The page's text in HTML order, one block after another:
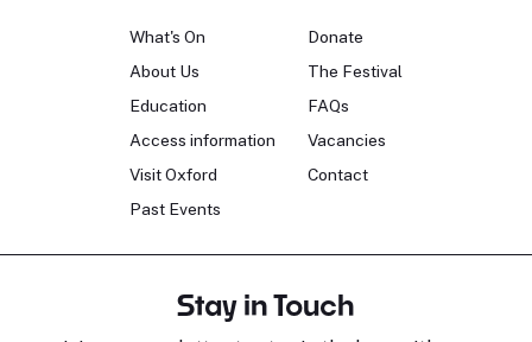
What's On
About Us
Education
Access information
Visit Oxford
Past Events
Donate
The Festival
FAQs
Vacancies
Contact
Stay in Touch